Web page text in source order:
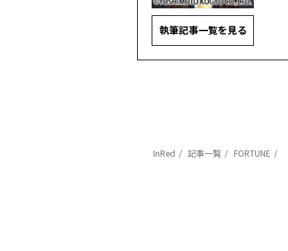
執筆記事一覧を見る
InRed 記事一覧 FORTUNE